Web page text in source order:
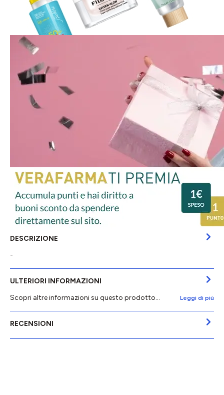
DESCRIZIONE
-
ULTERIORI INFORMAZIONI
Scopri altre informazioni su questo prodotto...
Leggi di più
RECENSIONI